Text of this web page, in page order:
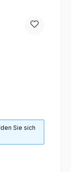
Sie sich